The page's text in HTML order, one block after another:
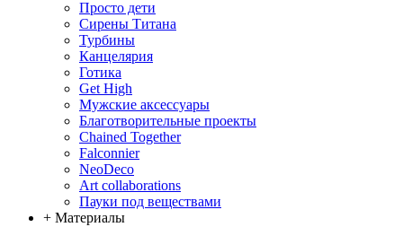
Просто дети
Сирены Титана
Турбины
Канцелярия
Готика
Get High
Мужские аксессуары
Благотворительные проекты
Chained Together
Falconnier
NeoDeco
Аrt collaborations
Пауки под веществами
+ Материалы